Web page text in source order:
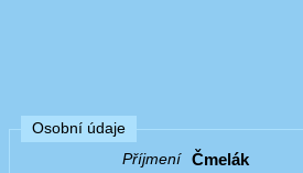
Osobní údaje
Příjmení
Čmelák